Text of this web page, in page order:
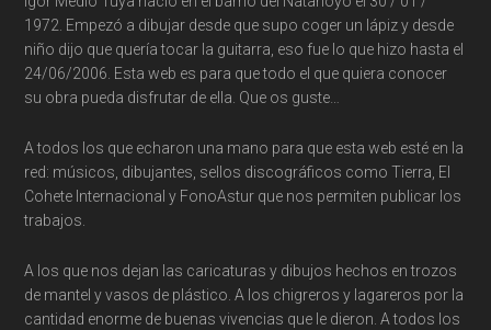
1972. Empezó a dibujar desde que supo coger un lápiz y desde
niño dijo que quería tocar la guitarra, eso fue lo que hizo hasta el
24/06/2006. Esta web es para que todo el que quiera conocer
su obra pueda disfrutar de ella. Que os guste…
A todos los que echaron una mano para que esta web esté en la
red: músicos, dibujantes, sellos discográficos como Tierra, El
Cohete Internacional y FonoAstur que nos permiten publicar los
trabajos.
A los que nos dejan las caricaturas y dibujos hechos en trozos
de mantel y vasos de plástico. A los chigreros y lagareros por la
cantidad enorme de buenas vivencias que le dieron. A todos los